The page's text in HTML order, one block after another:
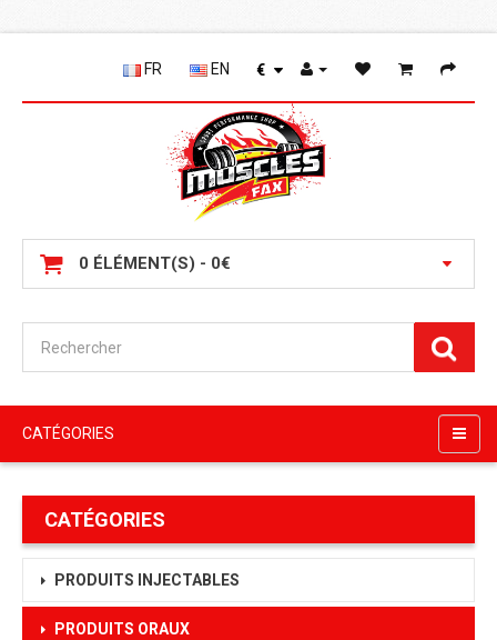
FR EN €
0 ÉLÉMENT(S) - 0€
CATÉGORIES
CATÉGORIES
PRODUITS INJECTABLES
PRODUITS ORAUX